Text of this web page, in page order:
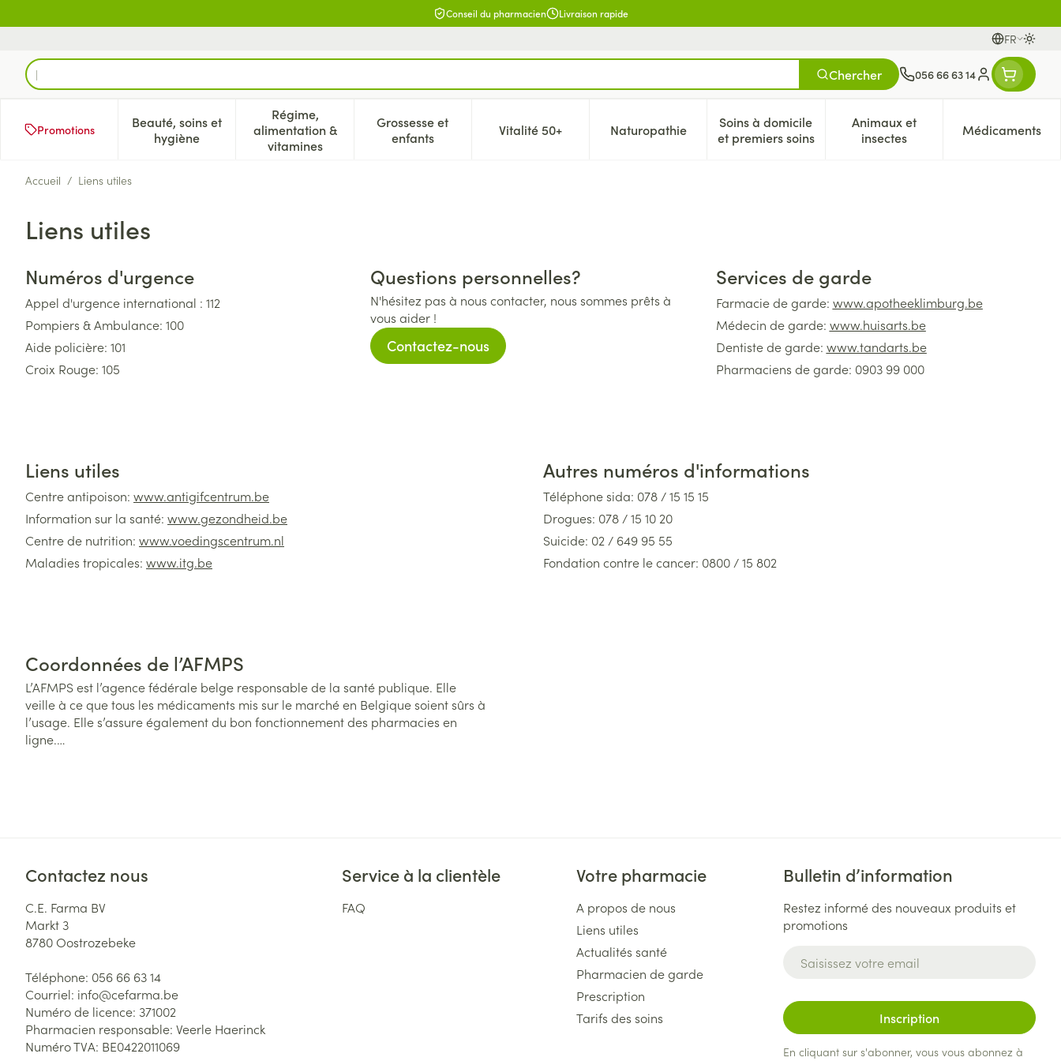
Conseil du pharmacien Livraison rapide
FR
Langues
Rechercher
Chercher 056 66 63 14
Menu client
Promotions
Beauté, soins et
hygièneAfficher le sous-menu pour la catégorie Beauté, soins et hygiène
Régime,
alimentation &
vitamines
Afficher le sous-menu pour la catégorie Régime, alimentation & vitamines
Grossesse et
enfantsAfficher le sous-menu pour la catégorie Grossesse et enfants
Vitalité 50+Afficher le sous-menu pour la catégorie Vitalité 50+
Naturopathie
Afficher le sous-menu pour la catégorie Naturopathie
Soins à domicile
et premiers soinsAfficher le sous-menu pour la catégorie Soins à
Animaux et
insectes
Afficher le sous-menu pour la
Médicaments
Afficher
Accueil / Liens utiles
Liens utiles
Numéros d'urgence
Appel d'urgence international : 112
Pompiers & Ambulance: 100
Aide policière: 101
Croix Rouge: 105
Questions personnelles?
N'hésitez pas à nous contacter, nous sommes prêts à
vous aider !
Contactez-nous
Services de garde
Farmacie de garde: www.apotheeklimburg.be
Médecin de garde: www.huisarts.be
Dentiste de garde: www.tandarts.be
Pharmaciens de garde: 0903 99 000
Liens utiles
Centre antipoison: www.antigifcentrum.be
Information sur la santé: www.gezondheid.be
Centre de nutrition: www.voedingscentrum.nl
Maladies tropicales: www.itg.be
Autres numéros d'informations
Téléphone sida: 078 / 15 15 15
Drogues: 078 / 15 10 20
Suicide: 02 / 649 95 55
Fondation contre le cancer: 0800 / 15 802
Coordonnées de l’AFMPS
L’AFMPS est l’agence fédérale belge responsable de la santé publique. Elle
veille à ce que tous les médicaments mis sur le marché en Belgique soient sûrs à
l’usage. Elle s’assure également du bon fonctionnement des pharmacies en
ligne.
Contactez nous
C.E. Farma BV
Markt 3
8780Oostrozebeke
Téléphone: 056 66 63 14
Courriel: info@cefarma.be
Numéro de licence: 371002
Pharmacien responsable: Veerle Haerinck
Numéro TVA: BE0422011069
Service à la clientèle
FAQ
Votre pharmacie
A propos de nous
Liens utiles
Actualités santé
Pharmacien de garde
Prescription
Tarifs des soins
Bulletin d’information
Restez informé des nouveaux produits et
promotions
Inscription
En cliquant sur s'abonner, vous vous abonnez à